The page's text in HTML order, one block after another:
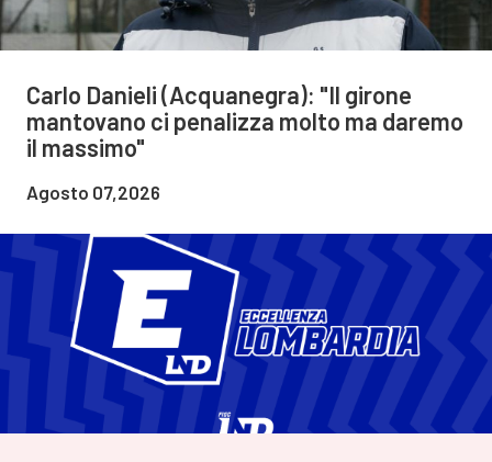
Carlo Danieli (Acquanegra): "Il girone
mantovano ci penalizza molto ma daremo
il massimo"
Agosto 07,2026